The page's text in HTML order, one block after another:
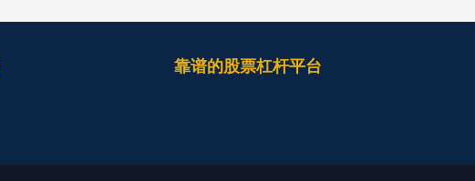
靠谱的股票杠杆平台